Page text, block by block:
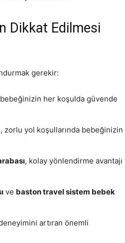
Dikkat Edilmesi
gerekir:
her koşulda güvende
zorlu yol koşullarında bebeğinizin
, kolay yönlendirme avantajı
ve baston travel sistem bebek
artıran önemli